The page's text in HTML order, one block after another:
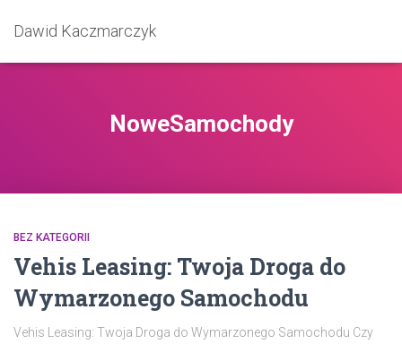
Dawid Kaczmarczyk
NoweSamochody
BEZ KATEGORII
Vehis Leasing: Twoja Droga do
Wymarzonego Samochodu
Vehis Leasing: Twoja Droga do Wymarzonego Samochodu Czy